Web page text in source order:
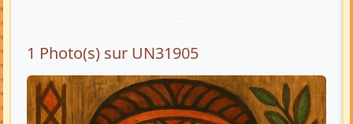
1 Photo(s) sur UN31905